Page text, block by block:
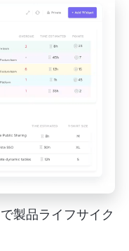
製品ライフサイク